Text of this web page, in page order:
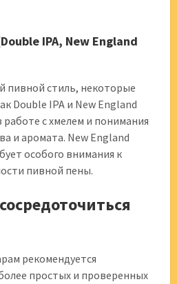
IPA, New England
пивной стиль, некоторые
Double IPA и New England
с хмелем и понимания
и аромата. New England
особого внимания к
пивной пены.
рекомендуется
простых и проверенных